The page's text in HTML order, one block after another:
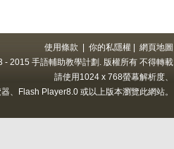
使用條款 你的私隱權
網頁地圖
2015 手語輔助教學計劃. 版權所有 不得轉載
請使用1024 x 768螢幕解析度、
、Flash Player8.0 或以上版本瀏覽此網站。